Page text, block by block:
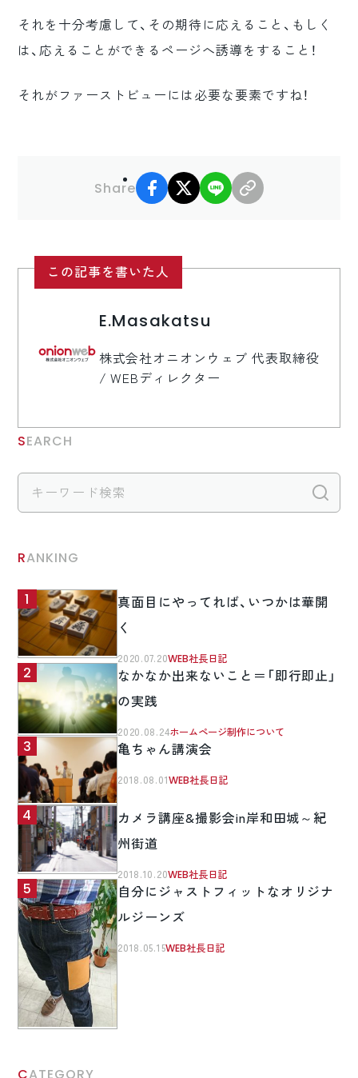
それを十分考慮して、その期待に応えること、もしく
は、応えることができるページへ誘導をすること！
それがファーストビューには必要な要素ですね！
Share
facebook
X LINE
この記事を書いた人
E.Masakatsu
株式会社オニオンウェブ 代表取締役
/ WEBディレクター
SEARCH
RANKING
真面目にやってれば、いつかは華開
く
2020.07.20WEB社長日記
なかなか出来ないこと＝「即行即止」
の実践
2020.08.24ホームページ制作について
亀ちゃん講演会
2018.08.01WEB社長日記
カメラ講座&撮影会in岸和田城～紀
州街道
2018.10.20WEB社長日記
自分にジャストフィットなオリジナ
ルジーンズ
2018.05.15WEB社長日記
CATEGORY